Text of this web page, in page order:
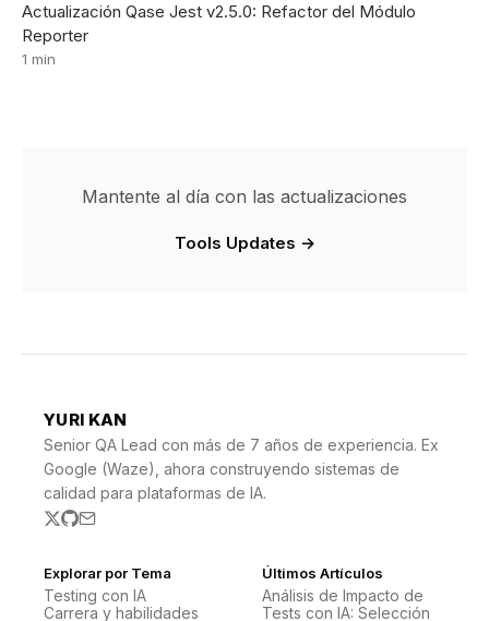
Actualización Qase Jest v2.5.0: Refactor del Módulo
Reporter
1 min
Mantente al día con las actualizaciones
Tools Updates →
YURI KAN
Senior QA Lead con más de 7 años de experiencia. Ex
Google (Waze), ahora construyendo sistemas de
calidad para plataformas de IA.
Explorar por Tema
Testing con IA
Carrera y habilidades
Últimos Artículos
Análisis de Impacto de
Tests con IA: Selección